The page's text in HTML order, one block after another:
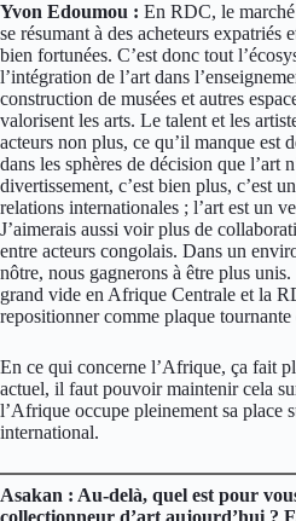
Yvon Edoumou : En RDC, le
se résumant à des acheteurs expatriés
bien fortunées. C’est donc tout
l’intégration de l’art dans
construction de musées et autres
valorisent les arts. Le talent et les
acteurs non plus, ce qu’il manque est
dans les sphères de décision que l’art
divertissement, c’est bien plus, c’est
relations internationales ; l’art est un
J’aimerais aussi voir plus de
entre acteurs congolais. Dans un
nôtre, nous gagnerons à être plus
grand vide en Afrique Centrale et la
repositionner comme plaque tournante
En ce qui concerne l’Afrique, ça fait
actuel, il faut pouvoir maintenir cela
l’Afrique occupe pleinement sa place
international.
Asakan : Au-delà, quel est pour